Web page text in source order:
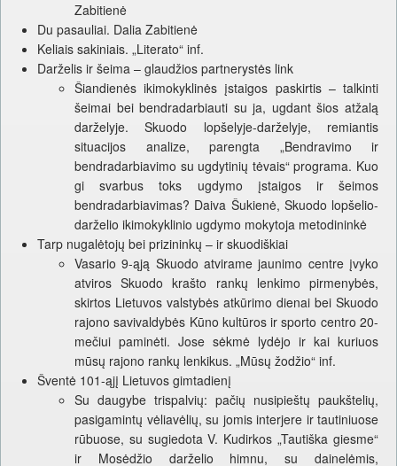
Zabitienė
Du pasauliai. Dalia Zabitienė
Keliais sakiniais. „Literato“ inf.
Darželis ir šeima – glaudžios partnerystės link
Šiandienės ikimokyklinės įstaigos paskirtis – talkinti
šeimai bei bendradarbiauti su ja, ugdant šios atžalą
darželyje. Skuodo lopšelyje-darželyje, remiantis
situacijos analize, parengta „Bendravimo ir
bendradarbiavimo su ugdytinių tėvais“ programa. Kuo
gi svarbus toks ugdymo įstaigos ir šeimos
bendradarbiavimas? Daiva Šukienė, Skuodo lopšelio-
darželio ikimokyklinio ugdymo mokytoja metodininkė
Tarp nugalėtojų bei prizininkų – ir skuodiškiai
Vasario 9-ąją Skuodo atvirame jaunimo centre įvyko
atviros Skuodo krašto rankų lenkimo pirmenybės,
skirtos Lietuvos valstybės atkūrimo dienai bei Skuodo
rajono savivaldybės Kūno kultūros ir sporto centro 20-
mečiui paminėti. Jose sėkmė lydėjo ir kai kuriuos
mūsų rajono rankų lenkikus. „Mūsų žodžio“ inf.
Šventė 101-ąjį Lietuvos gimtadienį
Su daugybe trispalvių: pačių nusipieštų paukštelių,
pasigamintų vėliavėlių, su jomis interjere ir tautiniuose
rūbuose, su sugiedota V. Kudirkos „Tautiška giesme“
ir Mosėdžio darželio himnu, su dainelėmis,